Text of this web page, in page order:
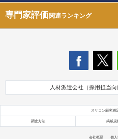
専門家評価関連ランキング
人材派遣会社（採用担当
オリコン顧客満
調査方法 掲載規
会社概要 個